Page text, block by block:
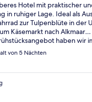
Hotel mit praktischer
in ruhiger Lage. Ideal als
zur Tulpenblüte in der
Käsemarkt nach
haben wir
können und uns insgesamt
Hotelteam
von 5 Nächten